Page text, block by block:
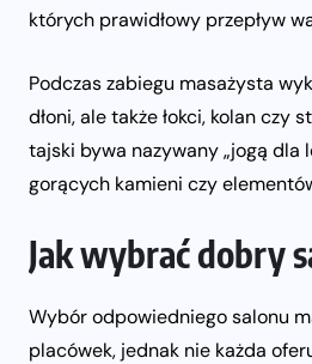
których prawidłowy przepływ
Podczas zabiegu masażysta
dłoni, ale także łokci, kolan
tajski bywa nazywany „jogą dla
gorących kamieni czy
Jak wybrać dobry
Wybór odpowiedniego salonu
placówek, jednak nie każda